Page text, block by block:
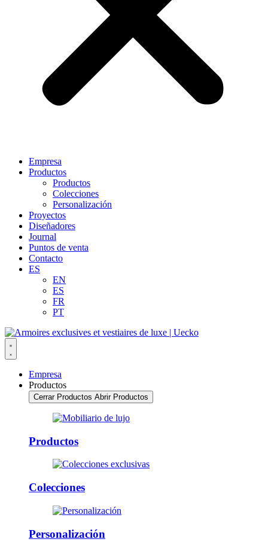
Empresa
Productos
Productos
Colecciones
Personalización
Proyectos
Diseñadores
Journal
Puntos de venta
Contacto
ES
EN
ES
FR
PT
Empresa
Productos
Cerrar Productos Abrir Productos
Productos
Colecciones
Personalización